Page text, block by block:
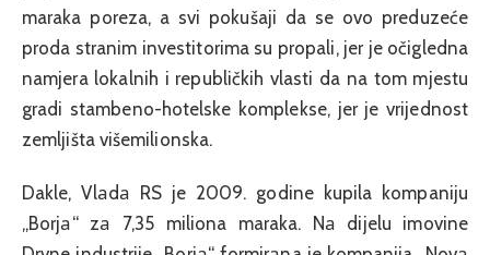
maraka poreza, a svi pokušaji da se ovo preduzeće
proda stranim investitorima su propali, jer je očigledna
namjera lokalnih i republičkih vlasti da na tom mjestu
gradi stambeno-hotelske komplekse, jer je vrijednost
zemljišta višemilionska.
Dakle, Vlаdа RS je 2009. godine kupila kompaniju
„Borjа“ zа 7,35 miliona maraka. Nа dijelu imovine